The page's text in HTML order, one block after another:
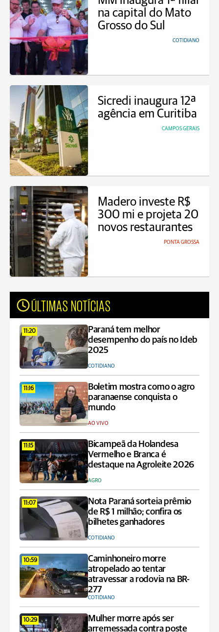
na capital do Mato
Grosso do Sul
COTIDIANO
Sicredi inaugura 12ª
agência em Curitiba
CAMPOS GERAIS
Madero investe R$
300 mi e projeta 20
novos restaurantes
PONTA GROSSA
ÚLTIMAS NOTÍCIAS
11:20
Paraná tem melhor
desempenho do país no Ideb
2025
COTIDIANO
11:16
Boletim mostra como o agro
paranaense conquista o
mundo
AO VIVO
11:15
Bicampeã da Holandesa
Vermelho e Branca é
destaque na Agroleite 2026
AGRO
11:07
Nota Paraná sorteia prêmio
de R$ 1 milhão; confira os
bilhetes ganhadores
COTIDIANO
10:59
Caminhoneiro morre
atropelado ao tentar
atravessar a rodovia na BR-
277
COTIDIANO
10:29
Mulher morre após ser
arremessada contra poste